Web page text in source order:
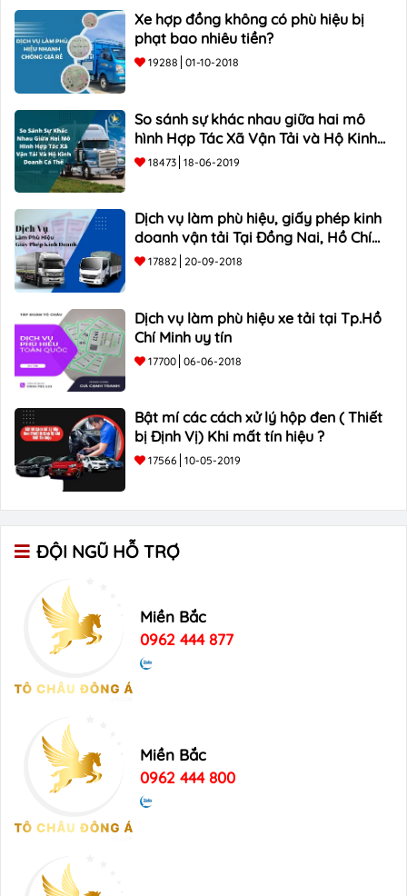
Xe hợp đồng không có phù hiệu bị
phạt bao nhiêu tiền?
19288 01-10-2018
So sánh sự khác nhau giữa hai mô
hình Hợp Tác Xã Vận Tải và Hộ Kinh
Doanh Cá Thể
18473 18-06-2019
Dịch vụ làm phù hiệu, giấy phép kinh
doanh vận tải Tại Đồng Nai, Hồ Chí
Minh
17882 20-09-2018
Dịch vụ làm phù hiệu xe tải tại Tp.Hồ
Chí Minh uy tín
17700 06-06-2018
Bật mí các cách xử lý hộp đen ( Thiết
bị Định Vị) Khi mất tín hiệu ?
17566 10-05-2019
ĐỘI NGŨ HỖ TRỢ
Miền Bắc
0962 444 877
Miền Bắc
0962 444 800